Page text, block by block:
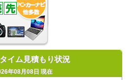
イム見積もり状況
年08月08日 現在